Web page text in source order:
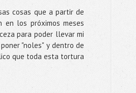
cosas que a partir de
en los próximos meses
para poder llevar mi
"noles" y dentro de
que toda esta tortura